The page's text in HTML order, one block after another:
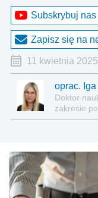
Subskrybuj
Zapisz się na
11 kwietnia
oprac.
Doktor
zakresie